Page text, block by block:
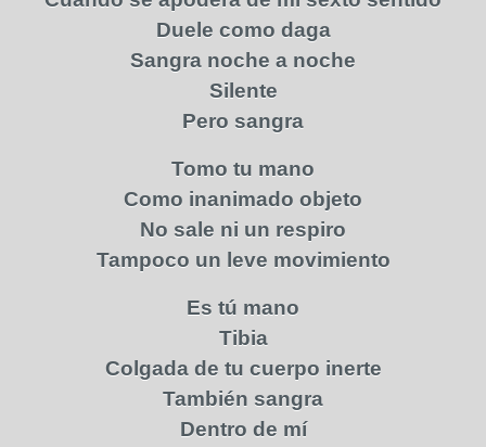
Duele como daga
Sangra noche a noche
Silente
Pero sangra
Tomo tu mano
Como inanimado objeto
No sale ni un respiro
Tampoco un leve movimiento
Es tú mano
Tibia
Colgada de tu cuerpo inerte
También sangra
Dentro de mí